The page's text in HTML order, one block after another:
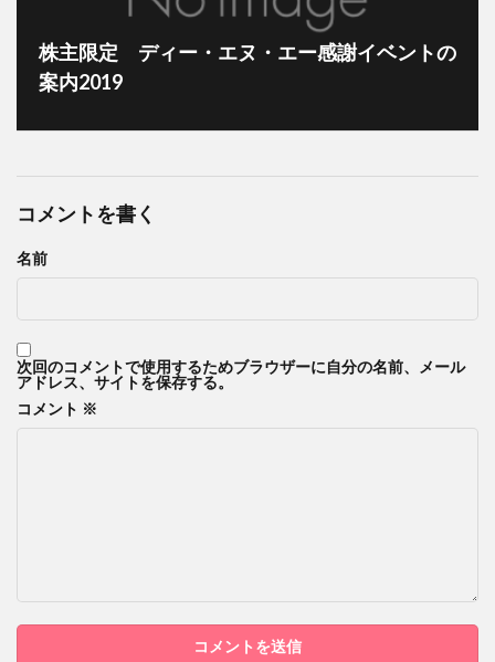
株主限定 ディー・エヌ・エー感謝イベントの
案内2019
コメントを書く
名前
次回のコメントで使用するためブラウザーに自分の名前、メール
アドレス、サイトを保存する。
コメント ※